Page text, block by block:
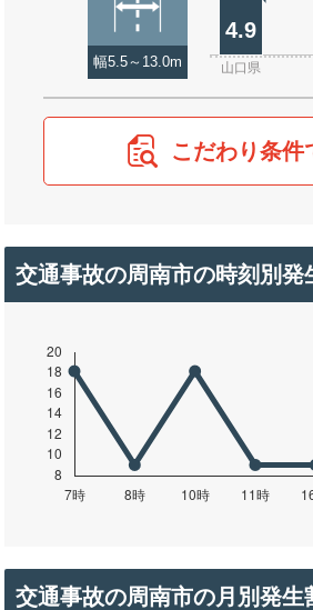
幅5.5～13.0m
4.9
山口県
こだわり条件
交通事故の周南市の時刻別発
交通事故の周南市の月別発生